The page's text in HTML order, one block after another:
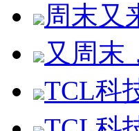
周末又
又周末
TCL科